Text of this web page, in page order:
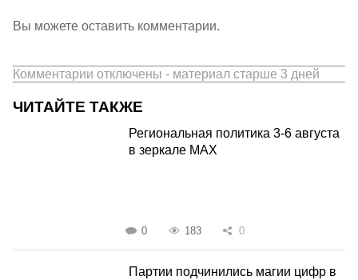
Вы можете оставить комментарии.
Комментарии отключены - материал старше 3 дней
ЧИТАЙТЕ ТАКЖЕ
Региональная политика 3-6 августа
в зеркале MAX
0 183 0
Партии подчинились магии цифр в